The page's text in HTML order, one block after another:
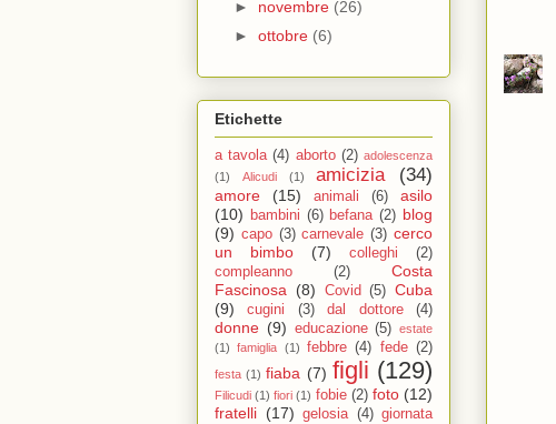
► novembre (26)
► ottobre (6)
Etichette
a tavola (4) aborto (2) adolescenza
(1)
Alicudi (1) amicizia (34)
amore (15) animali (6)
asilo
(10)
bambini (6) befana (2) blog
(9) capo (3) carnevale (3) cerco
un bimbo
(7) colleghi
(2)
compleanno
(2)
Costa
Fascinosa (8) Covid (5) Cuba
(9)
cugini (3) dal dottore (4)
donne (9) educazione (5) estate
(1)
famiglia (1) febbre (4) fede (2)
festa (1) fiaba (7) figli (129)
Filicudi (1) fiori (1) fobie (2) foto (12)
fratelli (17) gelosia (4) giornata